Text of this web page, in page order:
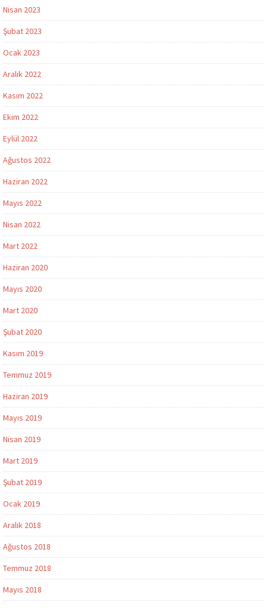
Nisan 2023
Şubat 2023
Ocak 2023
Aralık 2022
Kasım 2022
Ekim 2022
Eylül 2022
Ağustos 2022
Haziran 2022
Mayıs 2022
Nisan 2022
Mart 2022
Haziran 2020
Mayıs 2020
Mart 2020
Şubat 2020
Kasım 2019
Temmuz 2019
Haziran 2019
Mayıs 2019
Nisan 2019
Mart 2019
Şubat 2019
Ocak 2019
Aralık 2018
Ağustos 2018
Temmuz 2018
Mayıs 2018